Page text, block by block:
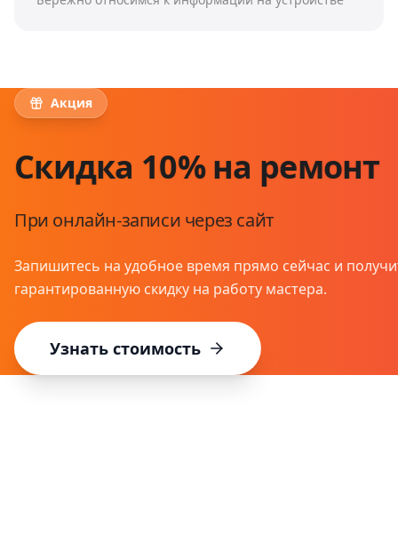
Акция
Скидка 10% на ремонт
При онлайн-записи через сайт
Запишитесь на удобное время прямо сейчас и
гарантированную скидку на работу мастера.
Узнать стоимость